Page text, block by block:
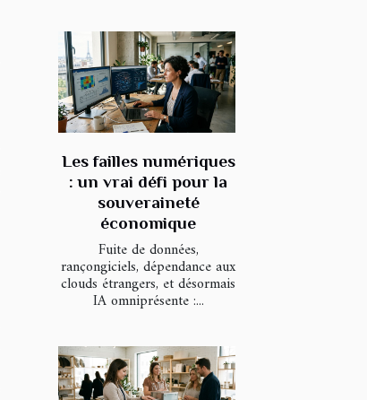
Les failles numériques
: un vrai défi pour la
souveraineté
économique
Fuite de données,
rançongiciels, dépendance aux
clouds étrangers, et désormais
IA omniprésente :...